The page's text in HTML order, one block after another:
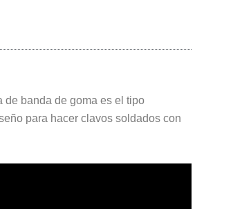
de banda de goma es el tipo
para hacer clavos soldados con